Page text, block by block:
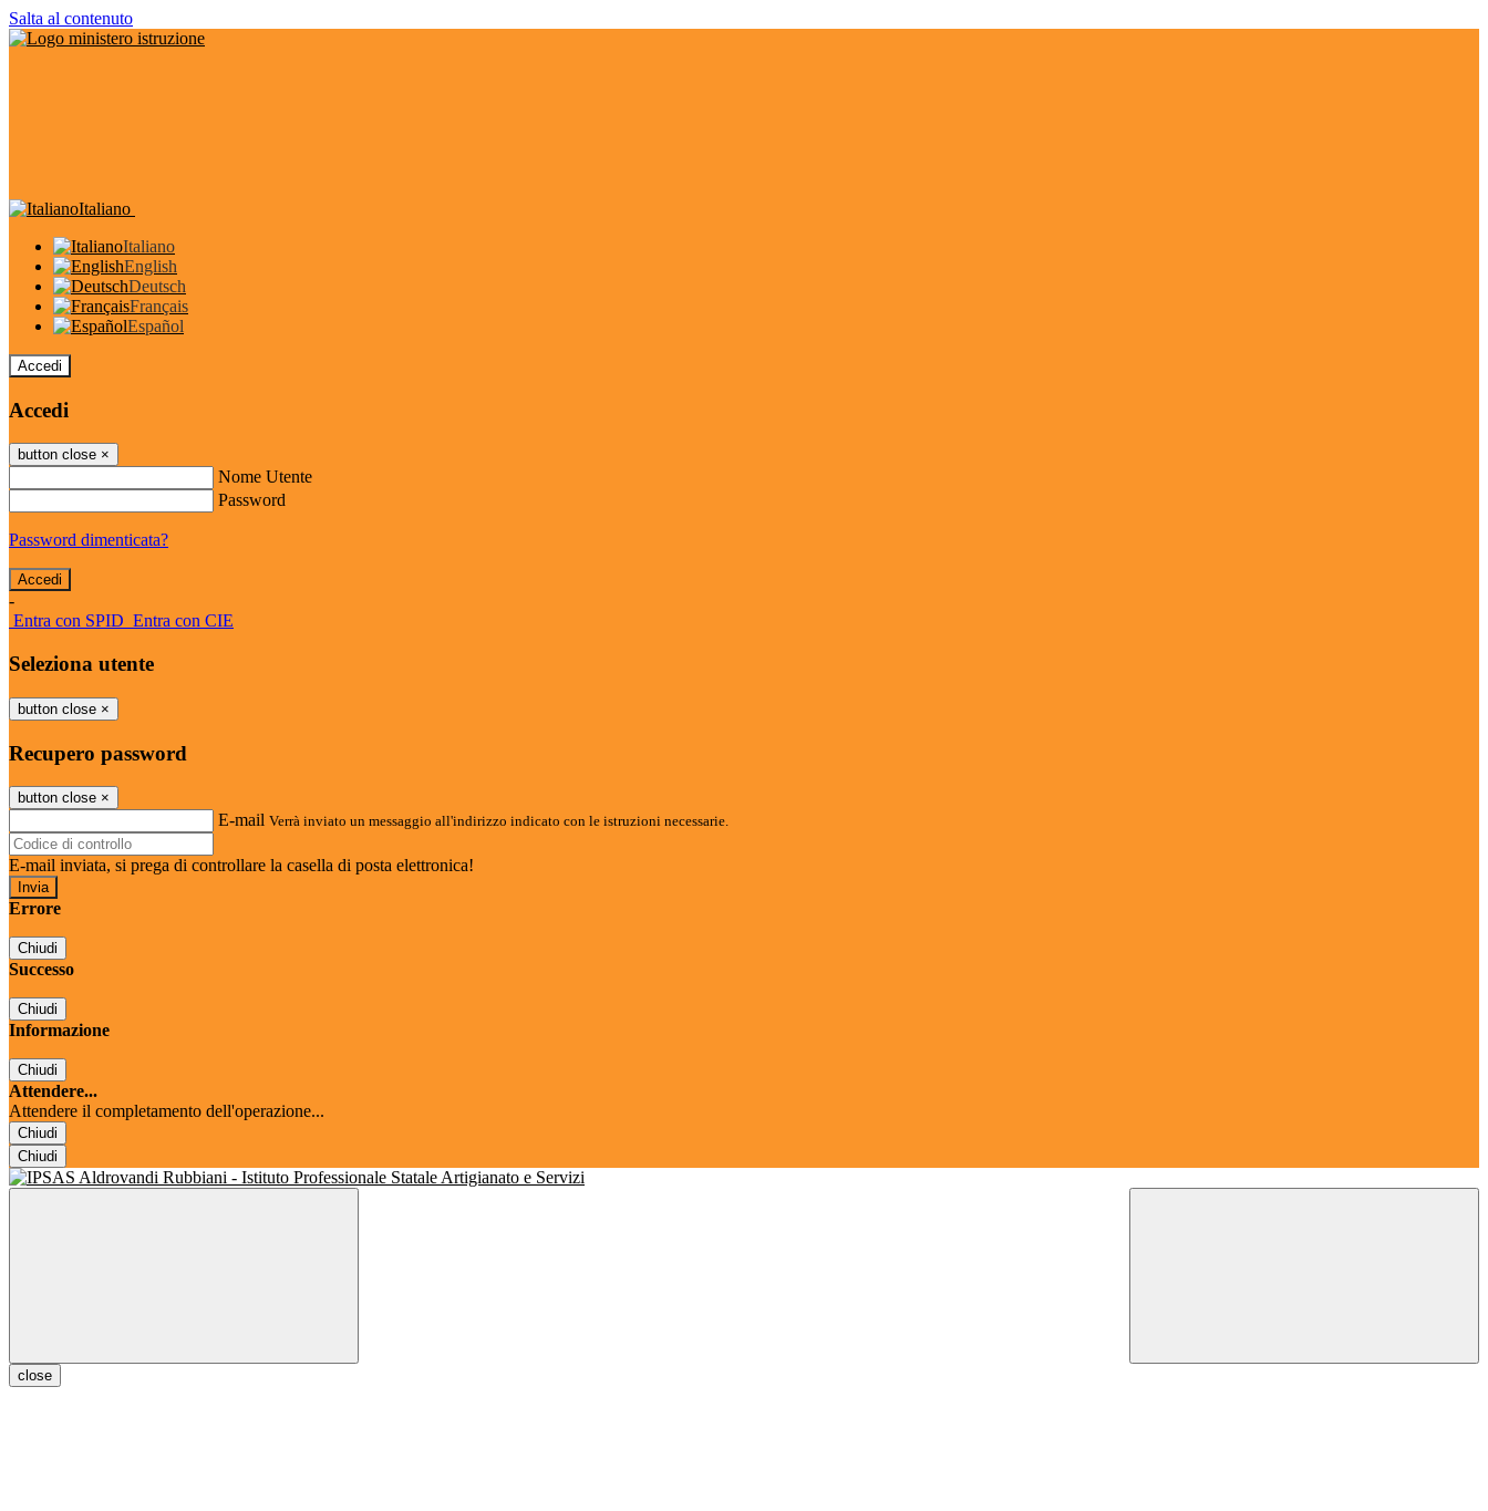
Salta al contenuto
Italiano
Italiano
English
Deutsch
Français
Español
Accedi
Accedi
button close ×
Nome Utente
Password
Password dimenticata?
-
Entra con SPID Entra con CIE
Seleziona utente
button close ×
Recupero password
button close ×
E-mail Verrà inviato un messaggio all'indirizzo indicato con le istruzioni necessarie.
E-mail inviata, si prega di controllare la casella di posta elettronica!
Errore
Chiudi
Successo
Chiudi
Informazione
Chiudi
Attendere...
Attendere il completamento dell'operazione...
Chiudi
Chiudi
close